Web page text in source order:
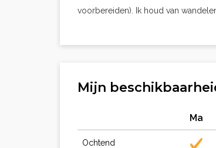
voorbereiden). Ik houd van
Mijn
Ma
Ochtend